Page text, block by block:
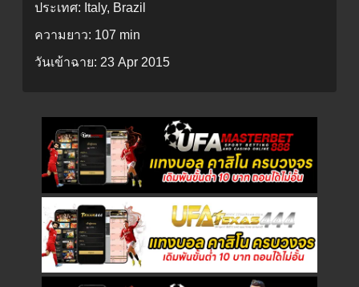
ประเทศ: Italy, Brazil
ความยาว: 107 min
วันเข้าฉาย: 23 Apr 2015